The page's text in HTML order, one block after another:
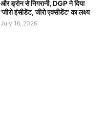
और ड्रोन से निगरानी, DGP ने दिया
'जीरो इंसीडेंट, जीरो एक्सीडेंट' का लक्ष्य
July 16, 2026